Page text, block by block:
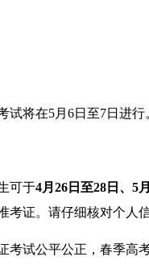
试将在5月6日至7日进
可于4月26日至28日、5
准考证。请仔细核对个
考试公平公正，春季